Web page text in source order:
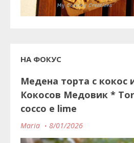
НА ФОКУС
Медена торта с кокос
Кокосов Медовик *
cocco e lime
Maria 8/01/2026